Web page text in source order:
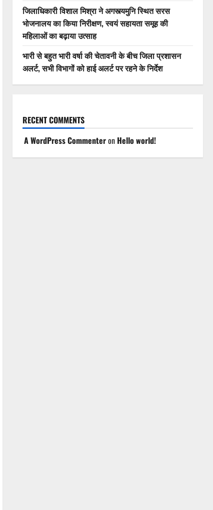
जिलाधिकारी विशाल मिश्रा ने अगस्त्यमुनि स्थित सरस
भोजनालय का किया निरीक्षण, स्वयं सहायता समूह की
महिलाओं का बढ़ाया उत्साह
भारी से बहुत भारी वर्षा की चेतावनी के बीच जिला प्रशासन
अलर्ट, सभी विभागों को हाई अलर्ट पर रहने के निर्देश
RECENT COMMENTS
A WordPress Commenteron Hello world!